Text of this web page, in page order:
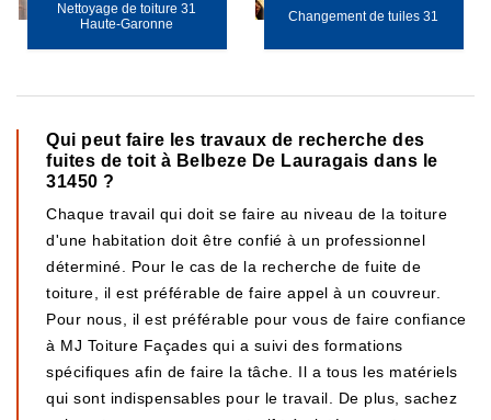
Nettoyage de toiture 31
Haute-Garonne
Changement de tuiles 31
Qui peut faire les travaux de recherche des
fuites de toit à Belbeze De Lauragais dans le
31450 ?
Chaque travail qui doit se faire au niveau de la toiture
d'une habitation doit être confié à un professionnel
déterminé. Pour le cas de la recherche de fuite de
toiture, il est préférable de faire appel à un couvreur.
Pour nous, il est préférable pour vous de faire confiance
à MJ Toiture Façades qui a suivi des formations
spécifiques afin de faire la tâche. Il a tous les matériels
qui sont indispensables pour le travail. De plus, sachez